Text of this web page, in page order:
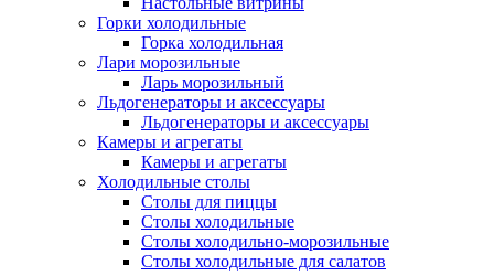
Горки холодильные
Горка холодильная
Лари морозильные
Ларь морозильный
Льдогенераторы и аксессуары
Льдогенераторы и аксессуары
Камеры и агрегаты
Камеры и агрегаты
Холодильные столы
Столы для пиццы
Столы холодильные
Столы холодильно-морозильные
Столы холодильные для салатов